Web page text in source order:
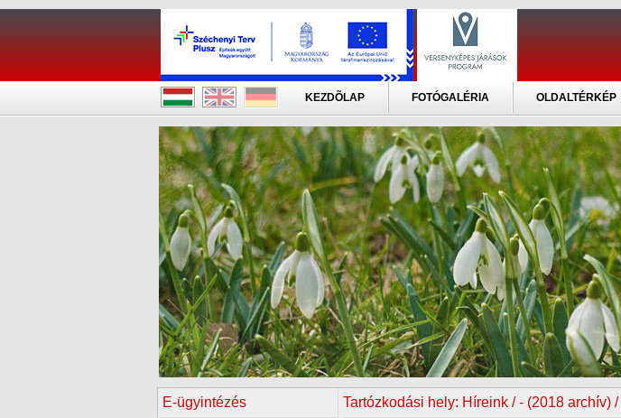
KEZDÕLAP FOTÓGALÉRIA OLDALTÉRKÉP
E-ügyintézés Tartózkodási hely: Híreink / - (2018 archív)